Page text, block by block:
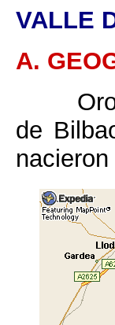
VALLE
A.
de